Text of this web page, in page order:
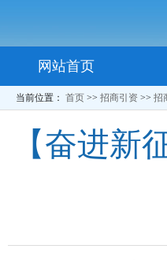
网站首页
当前位置： 首页 >> 招商引资 >> 招
【奋进新